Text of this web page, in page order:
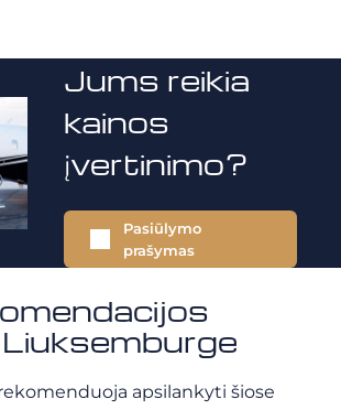
Jums reikia
kainos
įvertinimo?
Pasiūlymo
prašymas
Liuksemburge
apsilankyti šiose